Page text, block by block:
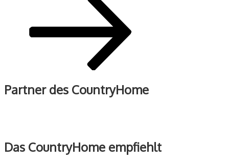
Partner des CountryHome
Das CountryHome empfiehlt